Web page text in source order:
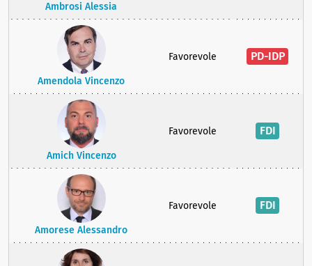
Ambrosi Alessia
Amendola Vincenzo
Favorevole PD-IDP
Amich Vincenzo
Favorevole FDI
Amorese Alessandro
Favorevole FDI